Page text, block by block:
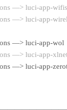
—> luci-app-
—> luci-app-
—> luci-app-
—> luci-app-
—> luci-app-
全部：